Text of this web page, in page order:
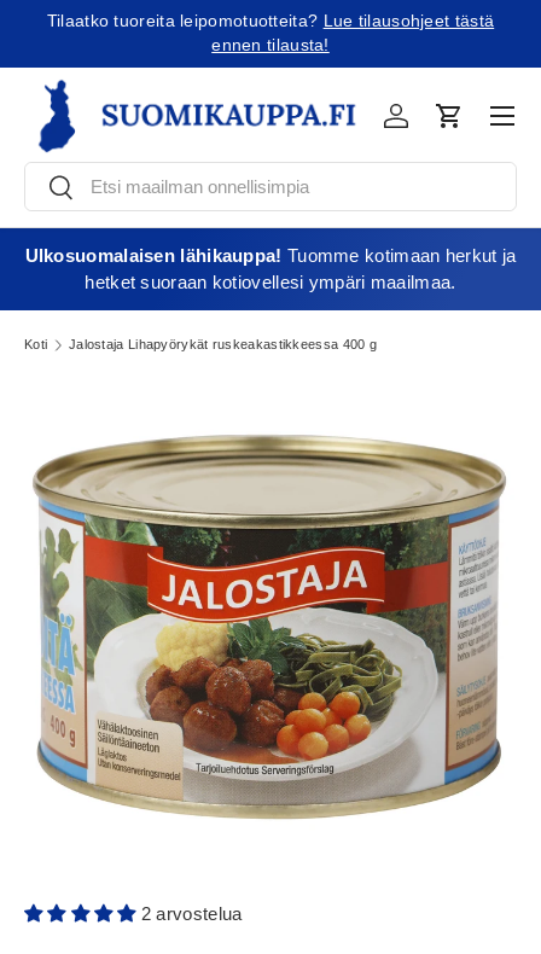
Tilaatko tuoreita leipomotuotteita? Lue tilausohjeet tästä
ennen tilausta!
EtsiEtsi
KirjauduOstoskori
Ulkosuomalaisen lähikauppa! Tuomme kotimaan herkut ja
hetket suoraan kotiovellesi ympäri maailmaa.
Koti Jalostaja Lihapyörykät ruskeakastikkeessa 400 g
2 arvostelua